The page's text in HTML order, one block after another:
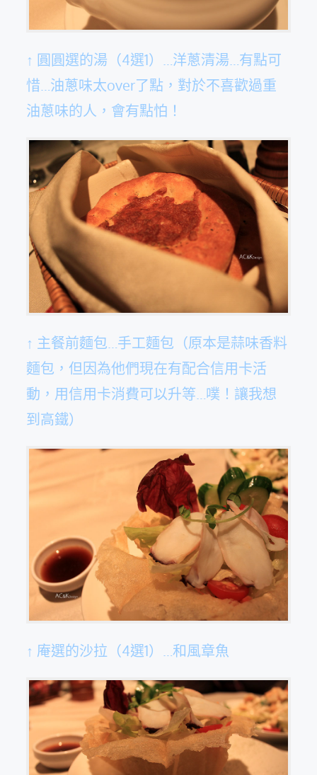
↑ 圓圓選的湯（4選1）…洋蔥清湯…有點可
惜…油蔥味太over了點，對於不喜歡過重
油蔥味的人，會有點怕！
↑ 主餐前麵包…手工麵包（原本是蒜味香料
麵包，但因為他們現在有配合信用卡活
動，用信用卡消費可以升等…噗！讓我想
到高鐵）
↑ 庵選的沙拉（4選1）…和風章魚